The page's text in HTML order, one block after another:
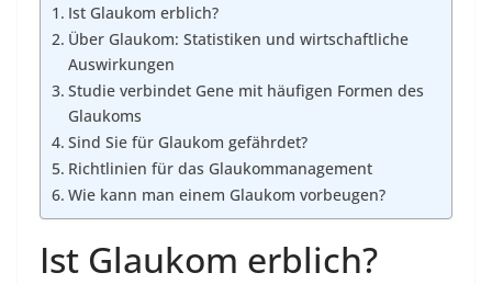
Ist Glaukom erblich?
Über Glaukom: Statistiken und wirtschaftliche
Auswirkungen
Studie verbindet Gene mit häufigen Formen des
Glaukoms
Sind Sie für Glaukom gefährdet?
Richtlinien für das Glaukommanagement
Wie kann man einem Glaukom vorbeugen?
Ist Glaukom erblich?